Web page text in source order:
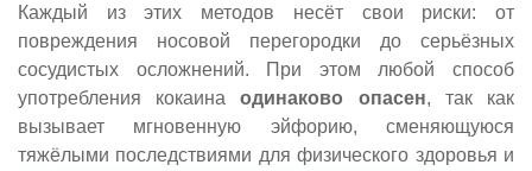
Каждый из этих методов несёт свои риски: от
повреждения носовой перегородки до серьёзных
сосудистых осложнений. При этом любой способ
употребления кокаинаодинаково опасен, так как
вызывает мгновенную эйфорию, сменяющуюся
тяжёлыми последствиями для физического здоровья и